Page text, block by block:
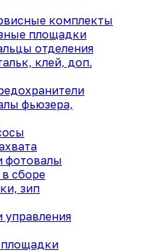
комплекты
площадки
отделения
клей, доп.
фьюзера,
фотовалы
сборе
зип